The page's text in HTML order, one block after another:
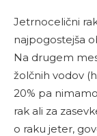
Jetrnocelični
najpogostejša
Na drugem
žolčnih vodov
20% pa
rak ali za
o raku jeter,